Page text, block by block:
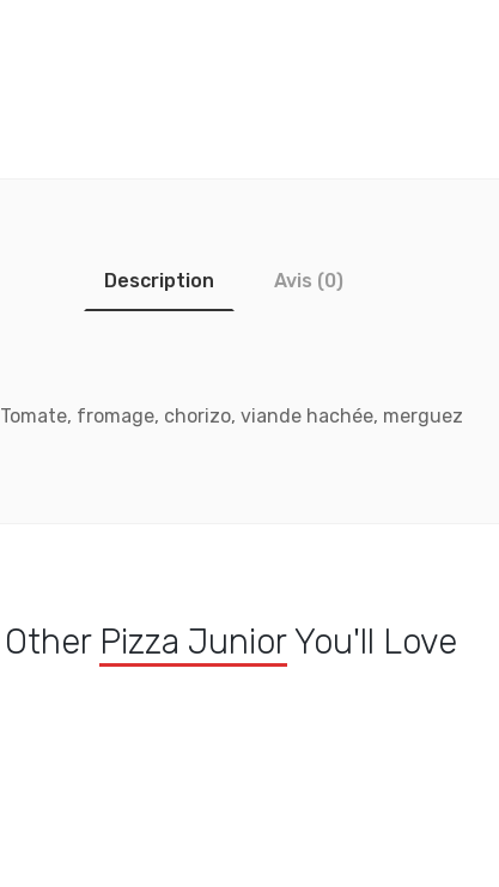
Description Avis (0)
Tomate, fromage, chorizo, viande hachée, merguez
Other Pizza Junior You'll Love